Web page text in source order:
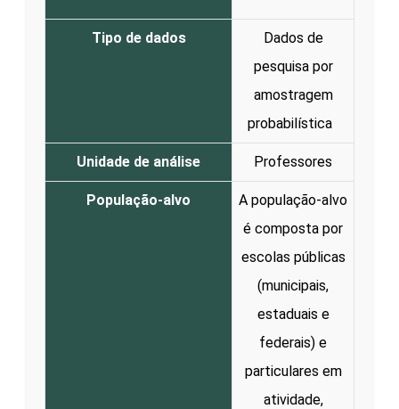
Tipo de dados
Dados de
pesquisa por
amostragem
probabilística
Unidade de análise Professores
População-alvo
A população-alvo
é composta por
escolas públicas
(municipais,
estaduais e
federais) e
particulares em
atividade,